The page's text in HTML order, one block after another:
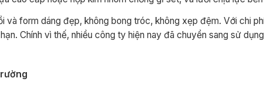
form dáng đẹp, không bong tróc, không xẹp đệm. Với chi
Chính vì thế, nhiều công ty hiện nay đã chuyển sang sử